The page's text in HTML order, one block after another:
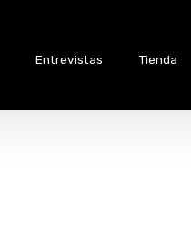
Entrevistas Tienda